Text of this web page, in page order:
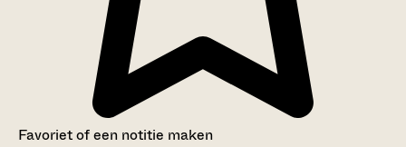
Favoriet of een notitie maken